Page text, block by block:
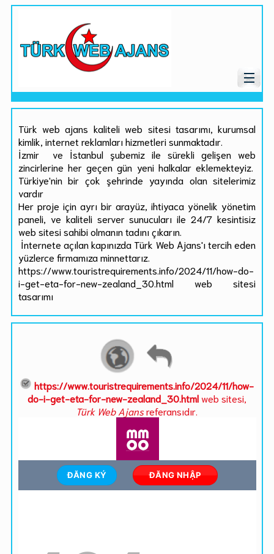
Türk web ajans kaliteli web sitesi tasarımı, kurumsal
kimlik, internet reklamları hizmetleri sunmaktadır.
İzmir ve İstanbul şubemiz ile sürekli gelişen web
zincirlerine her geçen gün yeni halkalar eklemekteyiz.
Türkiye'nin bir çok şehrinde yayında olan sitelerimiz
vardır
Her proje için ayrı bir arayüz, ihtiyaca yönelik yönetim
paneli, ve kaliteli server sunucuları ile 24/7 kesintisiz
web sitesi sahibi olmanın tadını çıkarın.
İnternete açılan kapınızda Türk Web Ajans'ı tercih eden
yüzlerce firmamıza minnettarız.
https://www.touristrequirements.info/2024/11/how-do-
i-get-eta-for-new-zealand_30.html web sitesi
tasarımı
https://www.touristrequirements.info/2024/11/how-
do-i-get-eta-for-new-zealand_30.htmlweb sitesi,
Türk Web Ajansreferansıdır.